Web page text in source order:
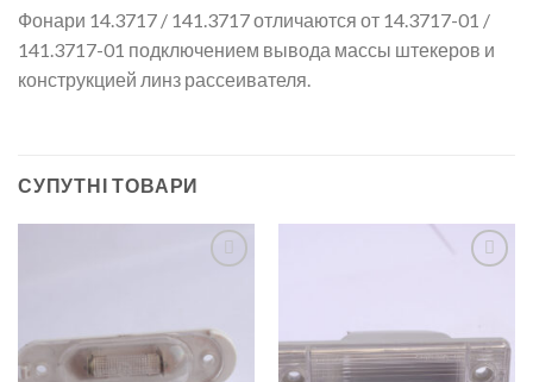
Фонари 14.3717 / 141.3717 отличаются от 14.3717-01 /
141.3717-01 подключением вывода массы штекеров и
конструкцией линз рассеивателя.
СУПУТНІ ТОВАРИ
wishlist
wishlist